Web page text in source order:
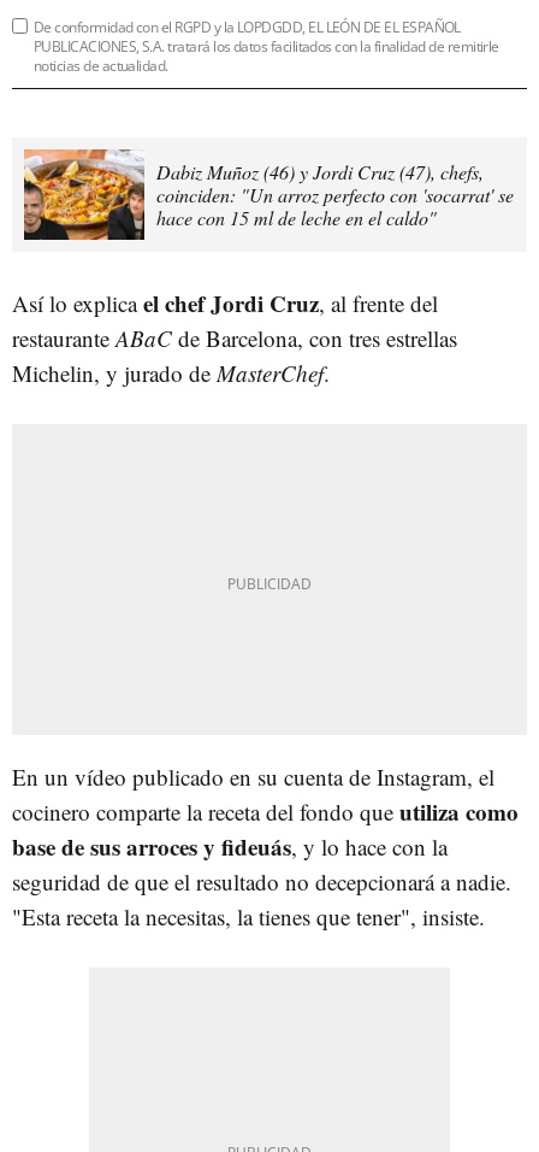
De conformidad con el RGPD y la LOPDGDD, EL LEÓN DE EL ESPAÑOL
PUBLICACIONES, S.A. tratará los datos facilitados con la finalidad de remitirle
noticias de actualidad.
Dabiz Muñoz (46) y Jordi Cruz (47), chefs,
coinciden: "Un arroz perfecto con 'socarrat' se
hace con 15 ml de leche en el caldo"
Así lo explicael chef Jordi Cruz, al frente del
restaurante ABaC de Barcelona, con tres estrellas
Michelin, y jurado de MasterChef.
En un vídeo publicado en su cuenta de Instagram, el
cocinero comparte la receta del fondo que utiliza como
base de sus arroces y fideuás, y lo hace con la
seguridad de que el resultado no decepcionará a nadie.
"Esta receta la necesitas, la tienes que tener", insiste.